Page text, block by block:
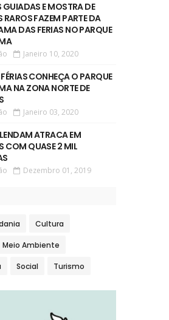
GUIADAS E MOSTRA DE
RAROS FAZEM PARTE DA
DAS FERIAS NO PARQUE
Janeiro 10, 2020
CONHEÇA O PARQUE
NA ZONA NORTE DE
Janeiro 03, 2020
ATRACA EM
COM QUASE 2 MIL
Dezembro 01, 2019
Cultura
Meio Ambiente
Social Turismo